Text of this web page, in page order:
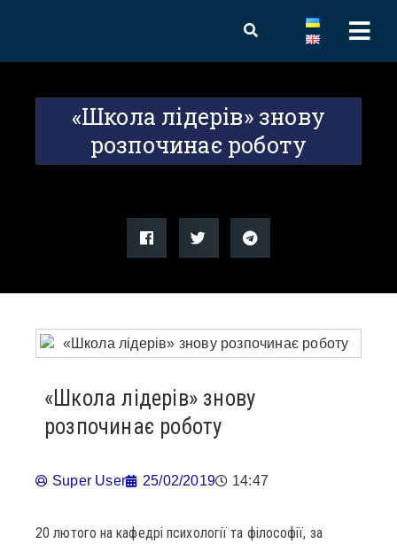
«Школа лідерів» знову
розпочинає роботу
«Школа лідерів» знову
розпочинає роботу
Super User 25/02/2019 14:47
20 лютого на кафедрі психології та філософії, за